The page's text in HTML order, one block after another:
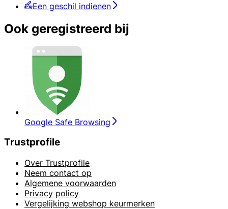
Een geschil indienen
Ook geregistreerd bij
Google Safe Browsing
Trustprofile
Over Trustprofile
Neem contact op
Algemene voorwaarden
Privacy policy
Vergelijking webshop keurmerken